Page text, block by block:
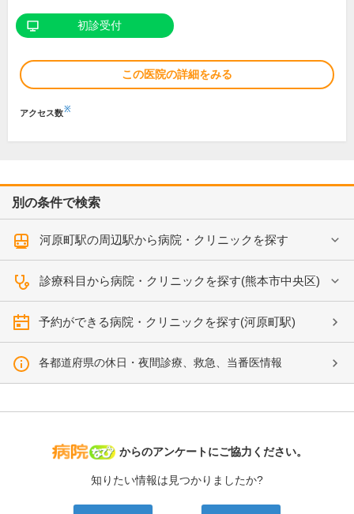
初診受付
この医院の詳細をみる
アクセス数※
別の条件で検索
河原町駅の周辺駅から病院・クリニックを探す
診療科目から病院・クリニックを探す(熊本市中央区)
予約ができる病院・クリニックを探す(河原町駅)
各都道府県の休日・夜間診療、救急、当番医情報
病院なび
からのアンケートにご協力ください。
知りたい情報は見つかりましたか?